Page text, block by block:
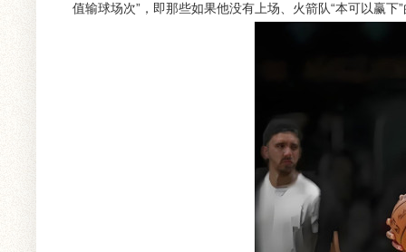
值输球场次”，即那些如果他没有上场、火箭队“本可以赢